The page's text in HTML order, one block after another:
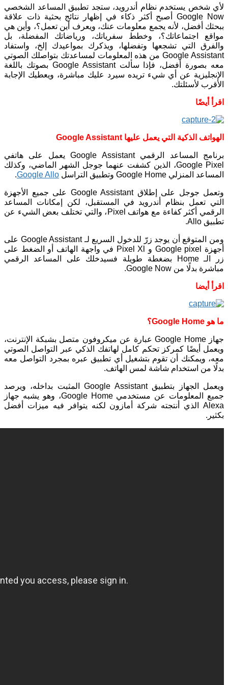
لأي شخص يستخدم نظام أندرويد، ستجد تطبيق المساعد الشخصي
Google Now أصبح أكثر ذكاء في إظهار نتائج بحثية ذات علاقة
ببحثك أفضل، لأنه يجمع معلومات عنك، ويعرف أين تعمل؟، وأين هي
مواقع اجتماعاتك؟، وخطط سفرياتك، ورياضاتك المفضلة، بل
والفرق التي تشجعها وتفضلها، ويذكرك بمواعيدك إلخ، واستفاد
Google Assistant من هذه المعلومات لمساعدتك بتواصلك الصوتي
معه بصورة أفضل، فإذا سألت Google Assistant بصوتك باللغة
الإنجليزية عن أي شيء تريده سيرد عليك مباشرة، ويعطيك الإجابة
الأقرب لأسئلتك.
اقرأ أيضًا
الهواتف الذكية التي يعمل عليها Google Assistant
برنامج المساعد الرقمي Google Assistant يعمل على هاتفي
Google Pixel، الذين كشفت عنهما جوجل الشهر الماضي، وكذلك
المساعد المنزلي Google Home وتطبيق التراسل
Google Allo
.
وتعمل جوجل على إطلاق Google Assistant على جميع الأجهزة
التي تعمل بنظام أندرويد في المستقبل، لكن إمكانات المساعد
الرقمي أكثر كفاءة مع هواتف Pixel، والتي تختلف بعض الشيء عن
تطبيق Allo.
ومن المتوقع أن يوجد زرّ للدخول السريع لـ Google Assistant على
أجهزة Google pixel و Pixel Xl في واجهة الهاتف أو الضغط على
زر الـ Home بضغطة طويلة فسيدخلك على المساعد الرقمي
مباشرة بدلًا من Google Now.
اقرأ أيضا
ما هو Google Home؟
جهاز Google Home عبارة عن ميكروفون متصل بشبكة الإنترنت،
ويعمل أيضًا كمركز تحكم كامل لهاتفك الذكي عبر التواصل الصوتي
معه، ويمكنك أن تقوم بتشغيل أي تطبيق عبره بمجرد التواصل معه
بدلًا من استخدام شاشة لمس الهاتف.
ويعمل الجهاز بتطبيق Google Assistant المثبت بداخله، ويرصد
جميع المعلومات عن مستخدمي Google Home، وهو يشبه جهاز
Alexa الذي أنتجته شركة أمازون لكنه يتوافر فيه ميزات أفضل
بكثير.